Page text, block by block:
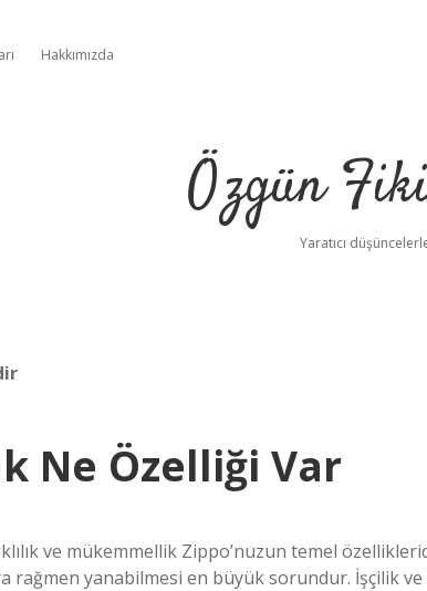
Hakkımızda
Özgün
Yaratıcı
Ne Özelliği Var
ve mükemmellik Zippo’nuzun temel
rağmen yanabilmesi en büyük sorundur. İşçilik